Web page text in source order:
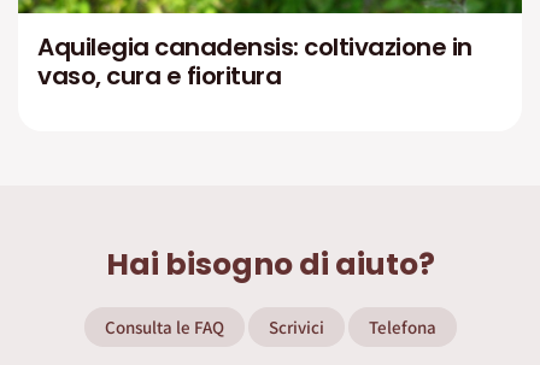
Aquilegia canadensis: coltivazione in
vaso, cura e fioritura
Hai bisogno di aiuto?
Consulta le FAQ Scrivici Telefona